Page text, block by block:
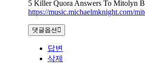
5 Killer Quora Answers To Mitolyn
https://music.michaelmknight.com/
댓글옵션
답변
삭제